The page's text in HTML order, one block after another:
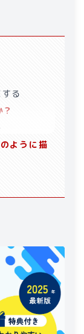
る
ように描
する
作成